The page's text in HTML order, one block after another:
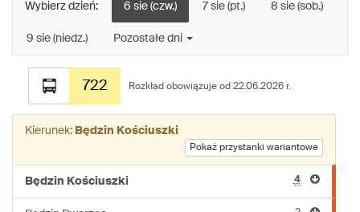
Wybierz dzień: 6 sie (czw.) 7 sie (pt.) 8 sie (sob.)
9 sie (niedz.) Pozostałe dni
722
jazdy
linii:
722
Rozkład obowiązuje od 22.06.2026 r.
Kierunek: Będzin Kościuszki
Pokaż przystanki wariantowe
Będzin Kościuszki 4